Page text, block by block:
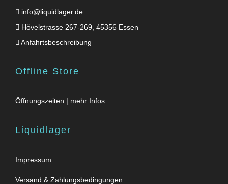
info@liquidlager.de
Hövelstrasse 267-269, 45356 Essen
Anfahrtsbeschreibung
Offline Store
Öffnungszeiten | mehr Infos …
Liquidlager
Impressum
Versand & Zahlungsbedingungen